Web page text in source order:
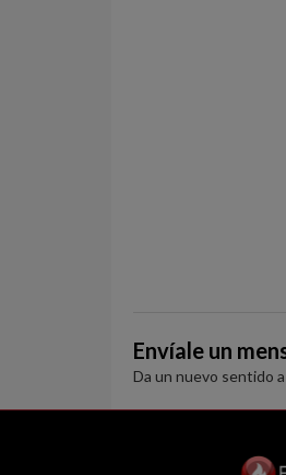
Envíale un
Da un nuevo sentido